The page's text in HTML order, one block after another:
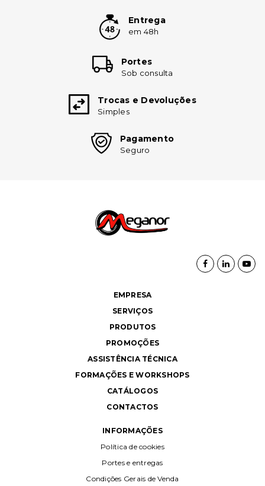
Entrega
em 48h
Portes
Sob consulta
Trocas e Devoluções
Simples
Pagamento
Seguro
EMPRESA
SERVIÇOS
PRODUTOS
PROMOÇÕES
ASSISTÊNCIA TÉCNICA
FORMAÇÕES E WORKSHOPS
CATÁLOGOS
CONTACTOS
INFORMAÇÕES
Política de cookies
Portes e entregas
Condições Gerais de Venda